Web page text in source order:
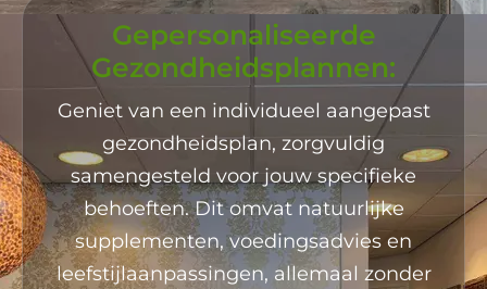
Gepersonaliseerde
Gezondheidsplannen:
Geniet van een individueel aangepast
gezondheidsplan, zorgvuldig
samengesteld voor jouw specifieke
behoeften. Dit omvat natuurlijke
supplementen, voedingsadvies en
leefstijlaanpassingen, allemaal zonder